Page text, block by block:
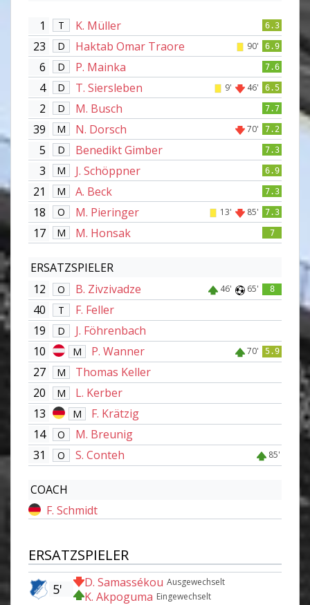
1 T K. Müller 6.3
23 D Haktab Omar Traore 90' 6.9
6 D P. Mainka 7.6
4 D T. Siersleben 9' 46' 6.5
2 D M. Busch 7.7
39 M N. Dorsch 70' 7.2
5 D Benedikt Gimber 7.3
3 M J. Schöppner 6.9
21 M A. Beck 7.3
18 O M. Pieringer 13' 85' 7.3
17 M M. Honsak 7
ERSATZSPIELER
12
O B. Zivzivadze 46' 65' 8
40 T
F. Feller
19
D
J. Föhrenbach
10
M P. Wanner 70' 5.9
27 M
Thomas Keller
20
M
L. Kerber
13
M
F. Krätzig
14
O
M. Breunig
31
O S. Conteh 85'
COACH
F. Schmidt
ERSATZSPIELER
Ausgewechselt
D. Samassékou
Eingewechselt
K. Akpoguma
5'